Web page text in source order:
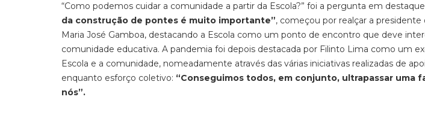
“Como podemos cuidar a comunidade a partir da Escola?” foi a pergunta em
da construção de pontes é muito importante”, começou por realçar a
Maria José Gamboa, destacando a Escola como um ponto de encontro que deve
comunidade educativa. A pandemia foi depois destacada por Filinto Lima como um
Escola e a comunidade, nomeadamente através das várias iniciativas realizadas de
enquanto esforço coletivo: “Conseguimos todos, em conjunto, ultrapassar uma
nós”.